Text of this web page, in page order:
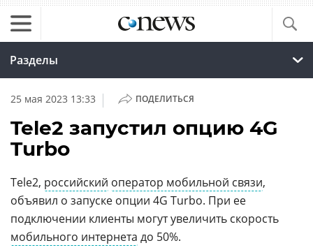
Разделы
25 мая 2023 13:33 | ПОДЕЛИТЬСЯ
Tele2 запустил опцию 4G
Turbo
Tele2, российский оператор мобильной связи,
объявил о запуске опции 4G Turbo. При ее
подключении клиенты могут увеличить скорость
мобильного интернета до 50%.